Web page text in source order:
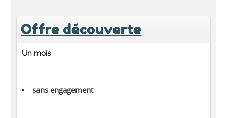
Offre découverte
Un mois
sans engagement